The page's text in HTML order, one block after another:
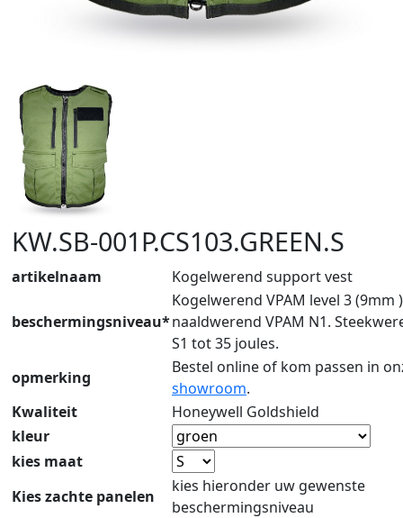
KW.SB-001P.CS103.GREEN.S
artikelnaam Kogelwerend support vest
beschermingsniveau*
Kogelwerend VPAM level 3 (9mm
naaldwerend VPAM N1.
S1 tot 35 joules.
opmerking
Bestel online of kom passen in
showroom.
Kwaliteit
Honeywell Goldshield
kleur
kies maat
Kies zachte panelen
kies hieronder uw gewenste
beschermingsniveau